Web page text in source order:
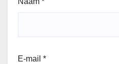
E-mail *